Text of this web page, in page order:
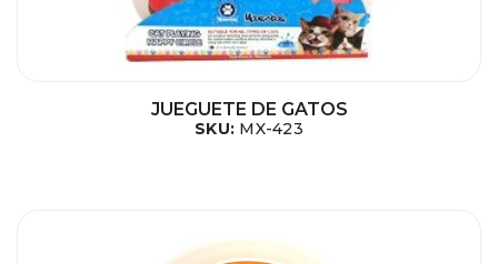
JUEGUETE DE GATOS
SKU: MX-423